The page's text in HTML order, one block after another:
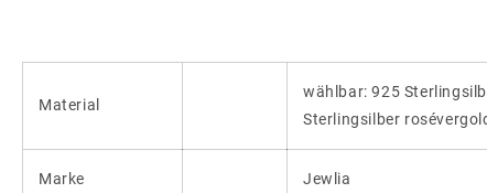
Material
wählbar: 925
Sterlingsilber
Marke Jewlia